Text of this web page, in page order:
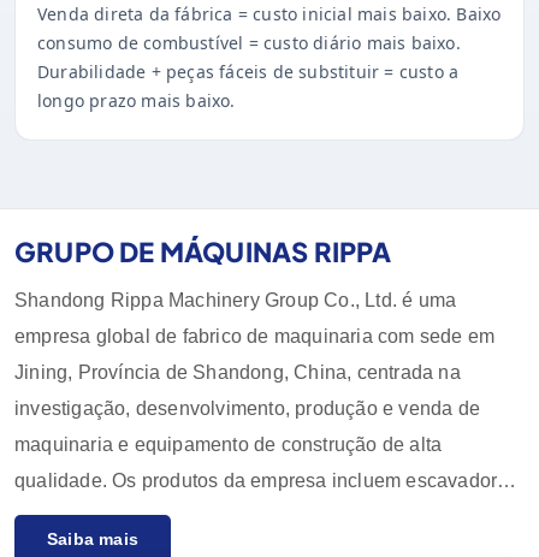
Venda direta da fábrica = custo inicial mais baixo. Baixo
consumo de combustível = custo diário mais baixo.
Durabilidade + peças fáceis de substituir = custo a
longo prazo mais baixo.
GRUPO DE MÁQUINAS RIPPA
Shandong Rippa Machinery Group Co., Ltd. é uma
empresa global de fabrico de maquinaria com sede em
Jining, Província de Shandong, China, centrada na
investigação, desenvolvimento, produção e venda de
maquinaria e equipamento de construção de alta
qualidade. Os produtos da empresa incluem escavadoras,
carregadoras, empilhadoras, pás carregadoras e os seus
Saiba mais